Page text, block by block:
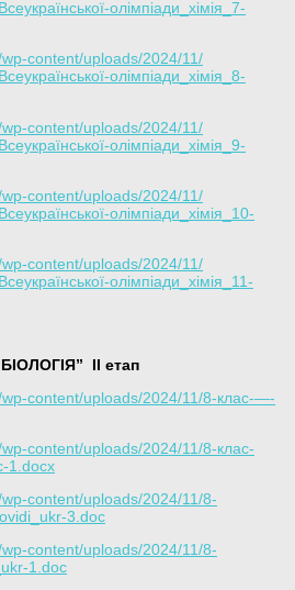
олімпіади_хімія_7-
content/uploads/2024/11/
олімпіади_хімія_8-
content/uploads/2024/11/
олімпіади_хімія_9-
content/uploads/2024/11/
олімпіади_хімія_10-
content/uploads/2024/11/
олімпіади_хімія_11-
ІІ етап
content/uploads/2024/11/8-клас-—-
content/uploads/2024/11/8-клас-
1.docx
content/uploads/2024/11/8-
3.doc
content/uploads/2024/11/8-
1.doc